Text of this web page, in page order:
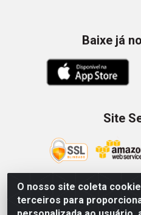
O nosso site coleta
terceiros para
Baixe já
Site
Zein Importação e Comércio